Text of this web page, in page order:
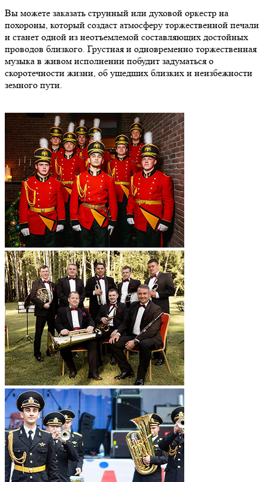
Вы можете заказать струнный или духовой оркестр на
похороны, который создаст атмосферу торжественной печали
и станет одной из неотъемлемой составляющих достойных
проводов близкого. Грустная и одновременно торжественная
музыка в живом исполнении побудит задуматься о
скоротечности жизни, об ушедших близких и неизбежности
земного пути.